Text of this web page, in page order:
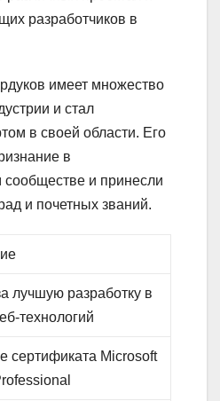
разработчиков в
имеет множество
и стал
в своей области. Его
в
и принесли
и почетных званий.
лучшую разработку в
технологий
сертификата Microsoft